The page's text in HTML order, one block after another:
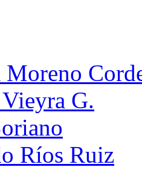
Moreno
G.
Ríos Ruiz